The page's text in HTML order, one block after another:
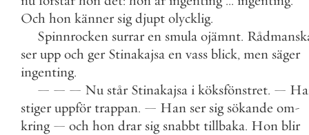
Och hon känner sig djupt olycklig.
Spinnrocken surrar en smula ojämnt.
ser upp och ger Stinakajsa en vass blick, men säger
ingenting.
— — — Nu står Stinakajsa i köksfönstret. —
stiger uppför trappan. — Han ser sig sökande om-
kring — och hon drar sig snabbt tillbaka. Hon blir